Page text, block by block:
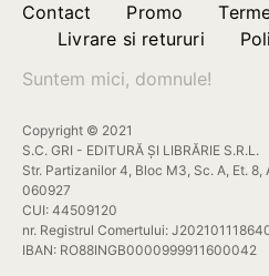
Contact Promo
Livrare si retururi
Suntem mici, domnule!
Copyright © 2021
S.C. GRI - EDITURĂ ȘI LIBRĂRIE S.R.L.
Str. Partizanilor 4, Bloc M3, Sc. A, Et.
060927
CUI: 44509120
nr. Registrul Comertului:
IBAN: RO88INGB0000999911600042